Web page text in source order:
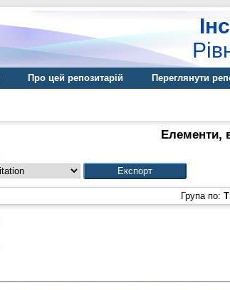
Про цей репозитарій Переглянути
Елементи,
Група по: